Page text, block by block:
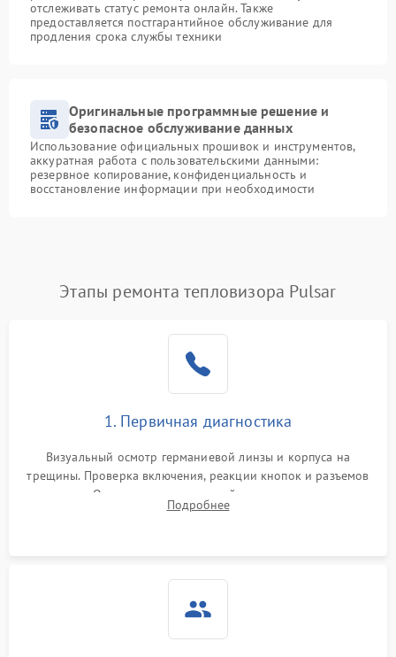
отслеживать статус ремонта онлайн. Также
предоставляется постгарантийное обслуживание для
продления срока службы техники
Оригинальные программные решение и
безопасное обслуживание данных
Использование официальных прошивок и инструментов,
аккуратная работа с пользовательскими данными:
резервное копирование, конфиденциальность и
восстановление информации при необходимости
Этапы ремонта тепловизора Pulsar
1. Первичная диагностика
Визуальный осмотр германиевой линзы и корпуса на
трещины. Проверка включения, реакции кнопок и разъемов
зарядки. Оценка вывода тепловой сигнатуры на экран,
проверка базовых функций и считывание системных
Подробнее